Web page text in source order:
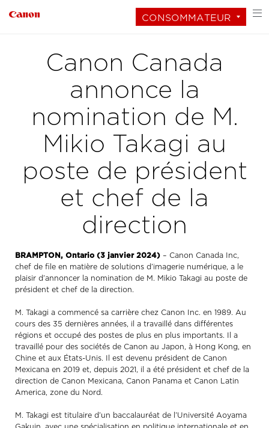
CONSOMMATEUR
Canon Canada
annonce la
nomination de M.
Mikio Takagi au
poste de président
et chef de la
direction
BRAMPTON, Ontario (3 janvier 2024) – Canon Canada Inc,
chef de file en matière de solutions d’imagerie numérique, a le
plaisir d’annoncer la nomination de M. Mikio Takagi au poste de
président et chef de la direction.
M. Takagi a commencé sa carrière chez Canon Inc. en 1989. Au
cours des 35 dernières années, il a travaillé dans différentes
régions et occupé des postes de plus en plus importants. Il a
travaillé pour des sociétés de Canon au Japon, à Hong Kong, en
Chine et aux États-Unis. Il est devenu président de Canon
Mexicana en 2019 et, depuis 2021, il a été président et chef de la
direction de Canon Mexicana, Canon Panama et Canon Latin
America, zone du Nord.
M. Takagi est titulaire d’un baccalauréat de l’Université Aoyama